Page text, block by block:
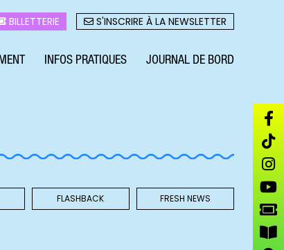
BILLETTERIE S'INSCRIRE À LA NEWSLETTER
INFOS PRATIQUES JOURNAL DE BORD
FLASHBACK FRESH NEWS